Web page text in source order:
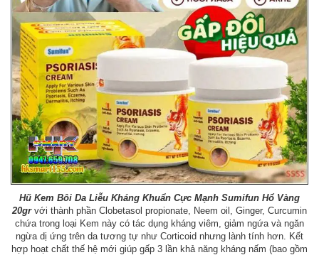
Hũ Kem Bôi Da Liễu Kháng Khuẩn Cực Mạnh Sumifun Hổ Vàng
20gr với thành phần Clobetasol propionate, Neem oil, Ginger, Curcumin
chứa trong loại Kem này có tác dụng kháng viêm, giảm ngứa và ngăn
ngừa dị ứng trên da tương tự như Corticoid nhưng lành tính hơn. Kết
hợp hoạt chất thế hệ mới giúp gấp 3 lần khả năng kháng nấm (bao gồm